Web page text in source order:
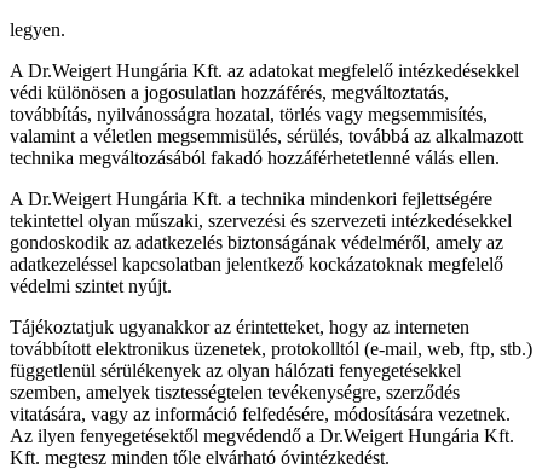
legyen.
A Dr.Weigert Hungária Kft. az adatokat megfelelő intézkedésekkel
védi különösen a jogosulatlan hozzáférés, megváltoztatás,
továbbítás, nyilvánosságra hozatal, törlés vagy megsemmisítés,
valamint a véletlen megsemmisülés, sérülés, továbbá az alkalmazott
technika megváltozásából fakadó hozzáférhetetlenné válás ellen.
A Dr.Weigert Hungária Kft. a technika mindenkori fejlettségére
tekintettel olyan műszaki, szervezési és szervezeti intézkedésekkel
gondoskodik az adatkezelés biztonságának védelméről, amely az
adatkezeléssel kapcsolatban jelentkező kockázatoknak megfelelő
védelmi szintet nyújt.
Tájékoztatjuk ugyanakkor az érintetteket, hogy az interneten
továbbított elektronikus üzenetek, protokolltól (e-mail, web, ftp, stb.)
függetlenül sérülékenyek az olyan hálózati fenyegetésekkel
szemben, amelyek tisztességtelen tevékenységre, szerződés
vitatására, vagy az információ felfedésére, módosítására vezetnek.
Az ilyen fenyegetésektől megvédendő a Dr.Weigert Hungária Kft.
Kft. megtesz minden tőle elvárható óvintézkedést.